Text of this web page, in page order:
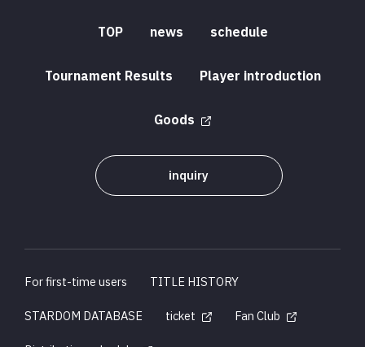
TOP news schedule
Tournament Results Player introduction
Goods
inquiry
For first-time users
TITLE HISTORY
STARDOM DATABASE
ticket
Fan Club